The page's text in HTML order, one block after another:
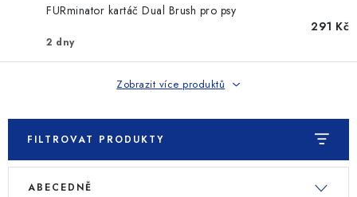
Ceník dopravy Kontakty
Obchodní podmínky
Podmínky ochrany osobních údajů
FURminator kartáč Dual Brush pro psy
2 dny
291 Kč
Zobrazit více produktů
FILTROVAT PRODUKTY
V
Ř ABECEDNĚ